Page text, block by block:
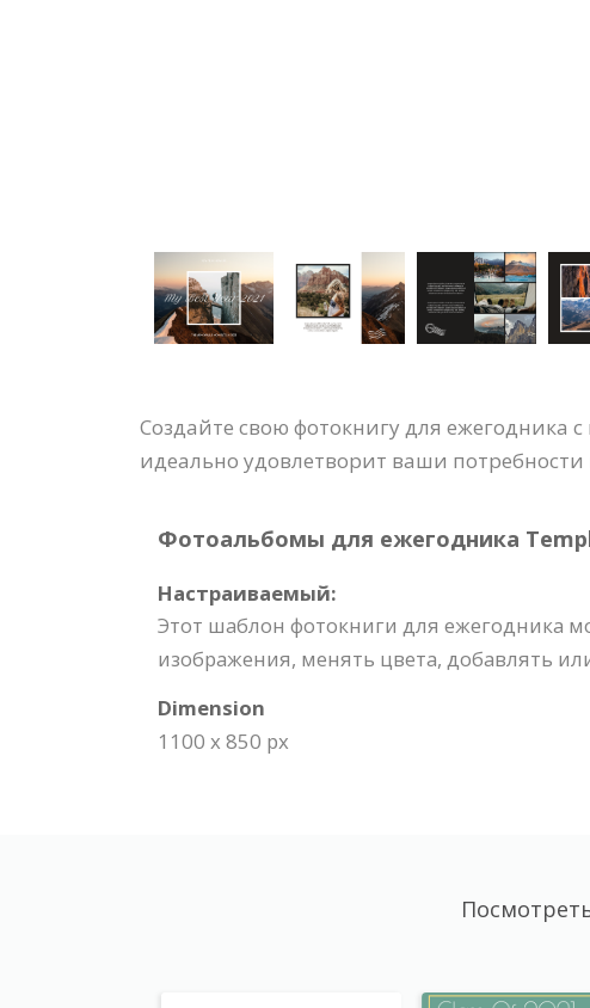
Создайте свою фотокнигу для
идеально удовлетворит ваши потребности
Фотоальбомы для ежегодника
Настраиваемый:
Этот шаблон фотокниги для ежегодника
изображения, менять цвета, добавлять
Dimension
1100 x 850 px